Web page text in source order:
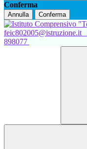
Conferma
Annulla Conferma
feic802005@istruzione.it
898077